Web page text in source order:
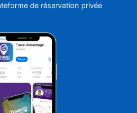
de réservation privée